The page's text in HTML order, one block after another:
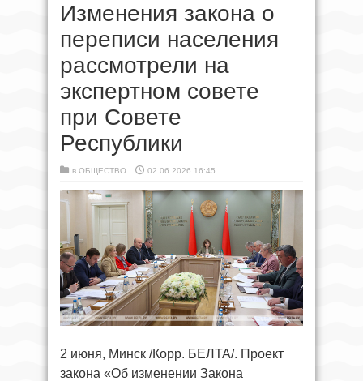
Изменения закона о
переписи населения
рассмотрели на
экспертном совете
при Совете
Республики
в ОБЩЕСТВО 02.06.2026 16:45
2 июня, Минск /Корр. БЕЛТА/. Проект
закона «Об изменении Закона